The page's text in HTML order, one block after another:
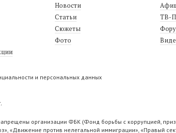
Новости
Статьи
Сюжеты
Фото
ТВ-
и персональных данных
.
организации ФБК (Фонд борьбы с коррупцией,
«Движение против нелегальной иммиграции», «Правый